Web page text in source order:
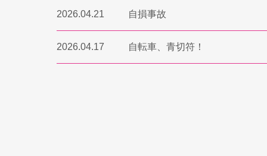
2026.04.21 自損事故
2026.04.17 自転車、青切符！